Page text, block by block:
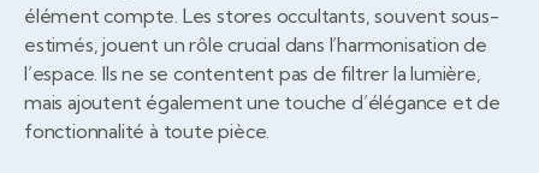
élément compte. Les stores occultants, souvent sous-
estimés, jouent un rôle crucial dans l’harmonisation de
l’espace. Ils ne se contentent pas de filtrer la lumière,
mais ajoutent également une touche d’élégance et de
fonctionnalité à toute pièce.